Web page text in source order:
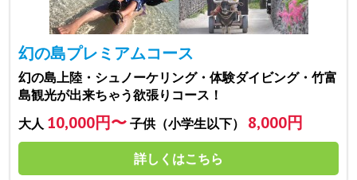
幻の島プレミアムコース
幻の島上陸・シュノーケリング・体験ダイビング・竹富
島観光が出来ちゃう欲張りコース！
大人 10,000円〜 子供（小学生以下） 8,000円
詳しくはこちら